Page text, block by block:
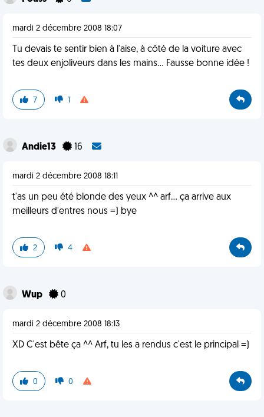
mardi 2 décembre 2008 18:07
Tu devais te sentir bien à l'aise, à côté de la voiture avec
tes deux enjoliveurs dans les mains... Fausse bonne idée !
7 1
Andie13 16
mardi 2 décembre 2008 18:11
t'as un peu été blonde des yeux ^^ arf... ça arrive aux
meilleurs d'entres nous =) bye
2 4
Wup 0
mardi 2 décembre 2008 18:13
XD C'est bête ça ^^ Arf, tu les a rendus c'est le principal =)
0 0